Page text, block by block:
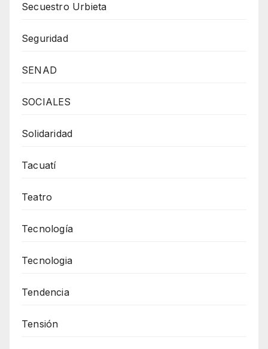
Secuestro Urbieta
Seguridad
SENAD
SOCIALES
Solidaridad
Tacuatí
Teatro
Tecnología
Tecnologia
Tendencia
Tensión